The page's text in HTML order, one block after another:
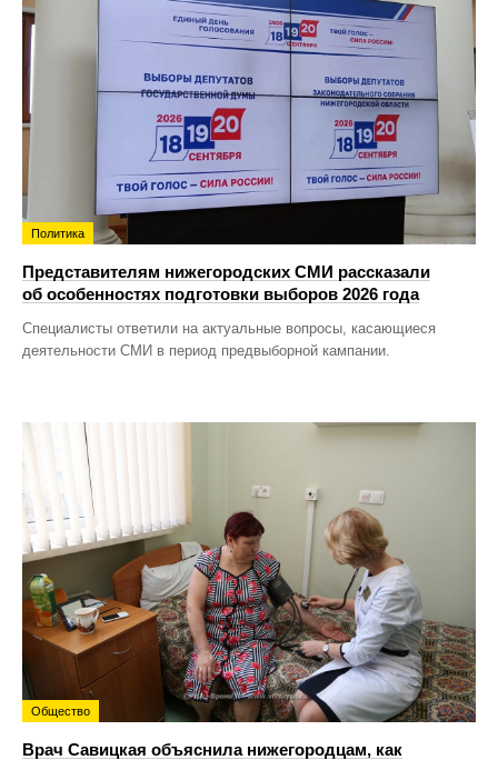
Политика
Представителям нижегородских СМИ рассказали
об особенностях подготовки выборов 2026 года
Специалисты ответили на актуальные вопросы, касающиеся
деятельности СМИ в период предвыборной кампании.
Общество
Врач Савицкая объяснила нижегородцам, как